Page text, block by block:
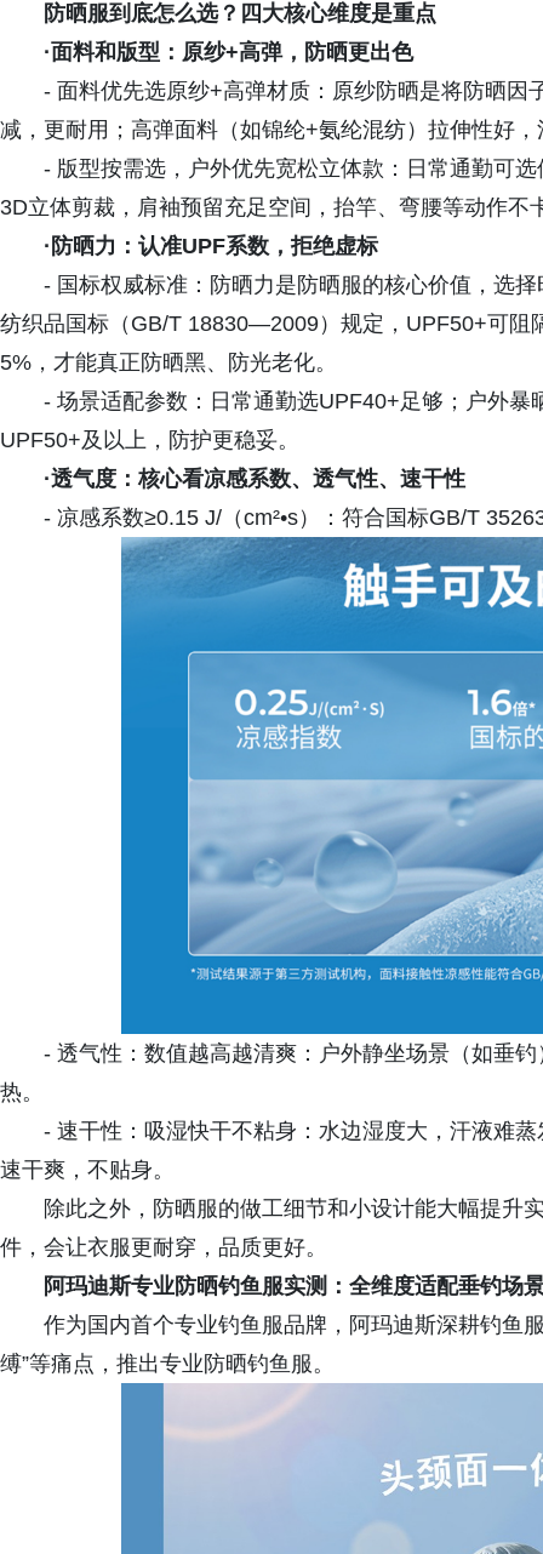
防晒服到底怎么选？ 四大核心维度是重点
·面料和版型：原纱+高弹，防晒更出色
- 面料优先选原纱+高弹材质：原纱防晒是将防晒
减，更耐用；高弹面料（如锦纶+氨纶混纺）拉伸性好
- 版型按需选，户外优先宽松立体款：日常通勤可
3D立体剪裁，肩袖预留充足空间，抬竿、弯腰等动作不
·防晒力：认准UPF系数，拒绝虚标
- 国标权威标准：防晒力是防晒服的核心价值，选
纺织品国标（GB/T 18830—2009）规定，UPF50+可阻
5%，才能真正防晒黑、防光老化。
- 场景适配参数：日常通勤选UPF40+足够；户外
UPF50+及以上，防护更稳妥。
·透气度 ：核心看凉感系数、透气性、速干性
- 凉感系数≥0.15 J/（cm²•s）：符合国标GB/T
- 透气性：数值越高越清爽：户外静坐场景（如垂
热。
- 速干性：吸湿快干不粘身：水边湿度大，汗液难
速干爽，不贴身。
除此之外，防晒服的做工细节和小设计能大幅提升
件，会让衣服更耐穿，品质更好。
阿玛迪斯专业防晒钓鱼服实测：全维度适配垂钓场
作为国内首个专业钓鱼服品牌，阿玛迪斯深耕钓鱼
缚”等痛点，推出专业防晒钓鱼服。